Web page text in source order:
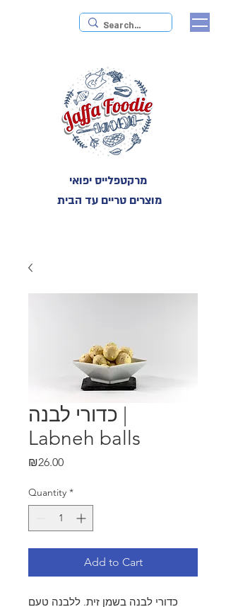
מוצרים טריים עד הבית
כדורי לבנה |
Labneh balls
₪26.00Price
Quantity *
Add to Cart
כדורי לבנה בשמן זית. ללבנה טעם